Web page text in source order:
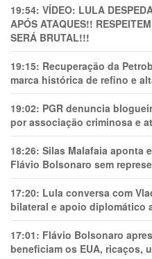
19:54: VÍDEO: LULA
APÓS ATAQUES!!
SERÁ BRUTAL!!!
19:15: Recuperação da
marca histórica de refino e
19:02: PGR denuncia
por associação criminosa e
18:26: Silas Malafaia aponta
Flávio Bolsonaro sem
17:20: Lula conversa com
bilateral e apoio diplomático
17:01: Flávio Bolsonaro
beneficiam os EUA, ricaços,